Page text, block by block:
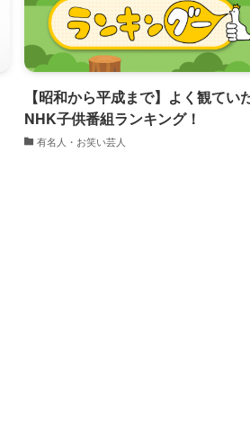
【昭和から平成まで】よく観てい
NHK子供番組ランキング！
有名人・お笑い芸人